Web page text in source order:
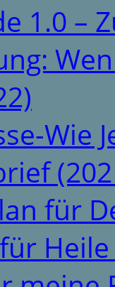
1.0 –
Wie
für